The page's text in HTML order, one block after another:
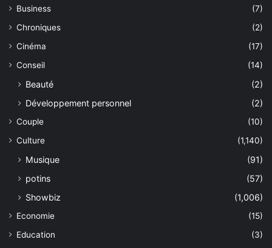
Business
(7)
Chroniques
(2)
Cinéma
(17)
Conseil
(14)
Beauté
(2)
Développement personnel
(2)
Couple
(10)
Culture
(1,140)
Musique
(91)
potins
(57)
Showbiz
(1,006)
Economie
(15)
Education
(3)